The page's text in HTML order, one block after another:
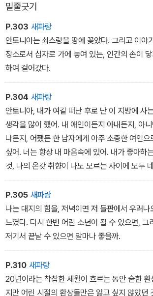
바로 이 길이 우리를 다시 연결시켜 주고 있다는
가 잃어버린 것이 무엇이었든, 우리는 말로는 전
중한 과거를 함께 소유하고 있었다.
밑줄긋기
P.303 새파랑
안토니아는 쇠스랑을 땅에 꽂았다. 그리고 이야
장소로서 십자로 가에 놓여 있는, 인간의 손이
하여 걸어갔다.
P.304 새파랑
안토니아, 내가 여길 떠난 후로 난 이 지방에 사
생각을 많이 했어. 내 애인이든지 아내든지, 아
나든지, 어쨌든 한 남자에게 아주 소중한 여인
싶어. 너는 항상 내 마음속에 있어. 내가 좋아하는 것이나 싫어하는
것, 나의 온갖 취향이 나도 모르는 사이에 모두
넌 정말 나의 한 부분이야.
P.305 새파랑
나는 대지의 힘을, 저녁이면 저 들판에서 우러
느꼈다. 다시 한번 어린 소년이 될 수 있으면, 그
저기서 끝날 수 있으면 알마나 좋을까.
P.310 새파랑
20년이라는 착찹한 세월이 흐르는 동안 숱한 환
지만 어린 시절의 환상들만은 잃고 싶지 않았던